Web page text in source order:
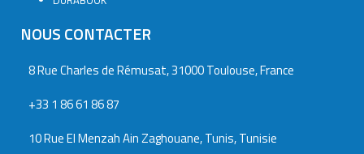
NOUS CONTACTER
8 Rue Charles de Rémusat, 31000 Toulouse, France
+33 1 86 61 86 87
10 Rue El Menzah Ain Zaghouane, Tunis, Tunisie